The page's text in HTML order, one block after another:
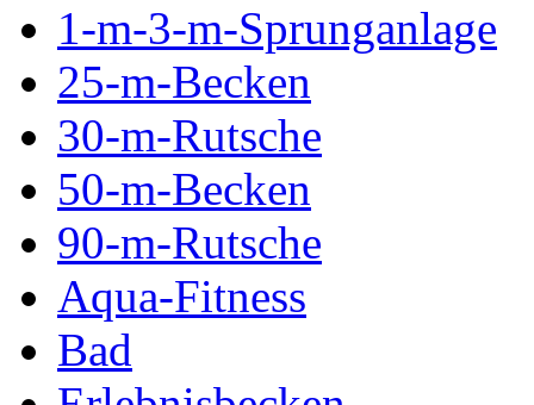
1-m-3-m-Sprunganlage
25-m-Becken
30-m-Rutsche
50-m-Becken
90-m-Rutsche
Aqua-Fitness
Bad